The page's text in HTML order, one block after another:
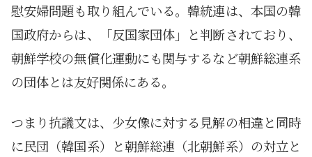
慰安婦問題も取り組んでいる。韓統連は、本国の韓
国政府からは、「反国家団体」と判断されており、
朝鮮学校の無償化運動にも関与するなど朝鮮総連系
の団体とは友好関係にある。
つまり抗議文は、少女像に対する見解の相違と同時
に民団（韓国系）と朝鮮総連（北朝鮮系）の対立と